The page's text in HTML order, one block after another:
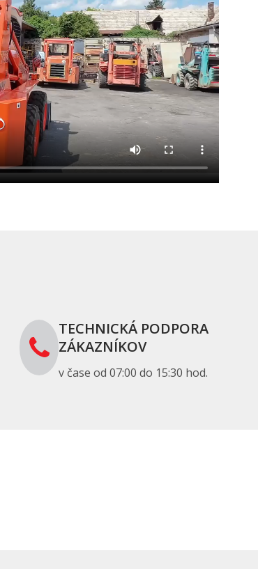
TECHNICKÁ PODPORA
ZÁKAZNÍKOV
v čase od 07:00 do 15:30 hod.